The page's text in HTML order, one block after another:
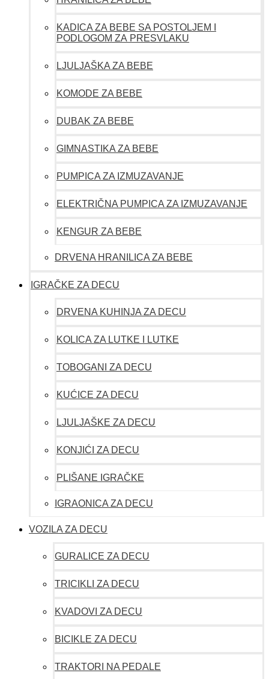
KADICA ZA BEBE SA POSTOLJEM I
PODLOGOM ZA PRESVLAKU
LJULJAŠKA ZA BEBE
KOMODE ZA BEBE
DUBAK ZA BEBE
GIMNASTIKA ZA BEBE
PUMPICA ZA IZMUZAVANJE
ELEKTRIČNA PUMPICA ZA IZMUZAVANJE
KENGUR ZA BEBE
DRVENA HRANILICA ZA BEBE
IGRAČKE ZA DECU
DRVENA KUHINJA ZA DECU
KOLICA ZA LUTKE I LUTKE
TOBOGANI ZA DECU
KUĆICE ZA DECU
LJULJAŠKE ZA DECU
KONJIĆI ZA DECU
PLIŠANE IGRAČKE
IGRAONICA ZA DECU
VOZILA ZA DECU
GURALICE ZA DECU
TRICIKLI ZA DECU
KVADOVI ZA DECU
BICIKLE ZA DECU
TRAKTORI NA PEDALE